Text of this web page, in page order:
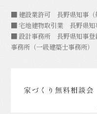
■ 建設業許可 長野県知事（
■ 宅地建物取引業 長野県知
■ 設計事務所 長野県知事
事務所（一級建築士事務所）